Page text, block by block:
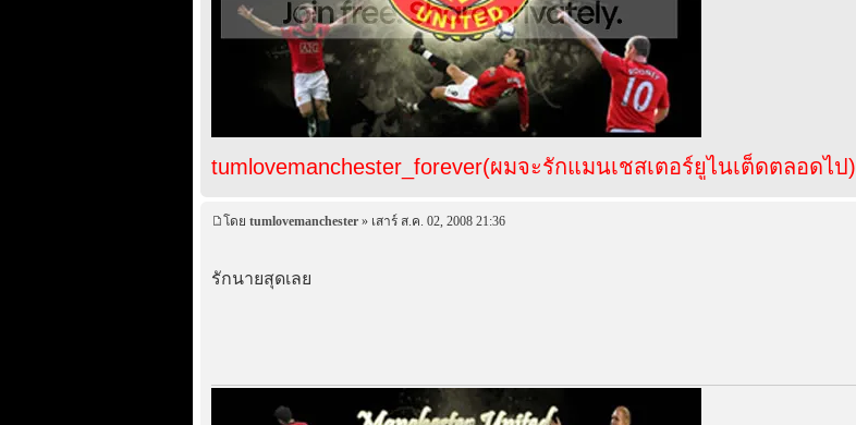
tumlovemanchester_forever(ผมจะรักแมนเชสเตอร์ยูไนเต็ดตลอดไป)
โดย tumlovemanchester» เสาร์ ส.ค. 02, 2008 21:36
รักนายสุดเลย